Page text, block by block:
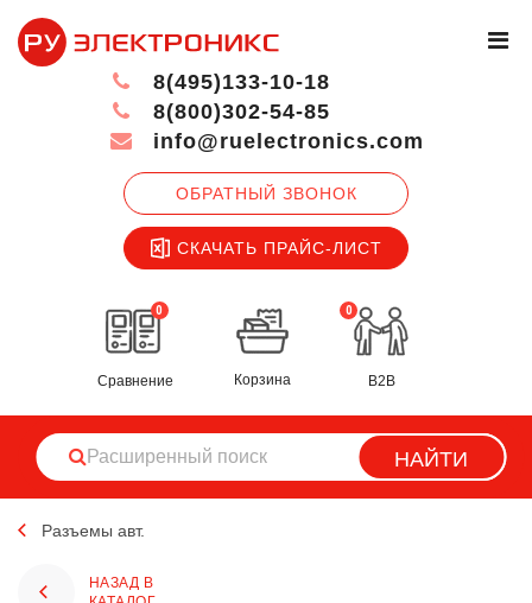
ОБРАТНЫЙ ЗВОНОК
СКАЧАТЬ ПРАЙС-ЛИСТ
8(495)133-10-18
8(800)302-54-85
info@ruelectronics.com
0
Сравнение
0
Корзина B2B
НАЙТИ
Разъемы авт.
НАЗАД В